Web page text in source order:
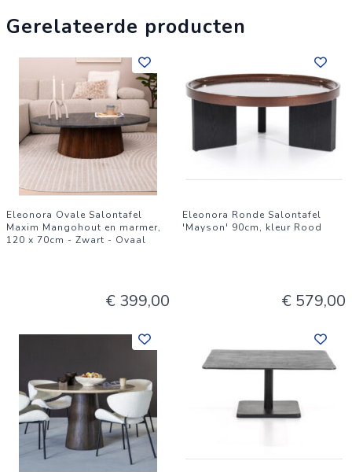
Gerelateerde producten
Eleonora Ovale Salontafel
Maxim Mangohout en marmer,
120 x 70cm - Zwart - Ovaal
€ 399,00
Eleonora Ronde Salontafel
'Mayson' 90cm, kleur Rood
€ 579,00